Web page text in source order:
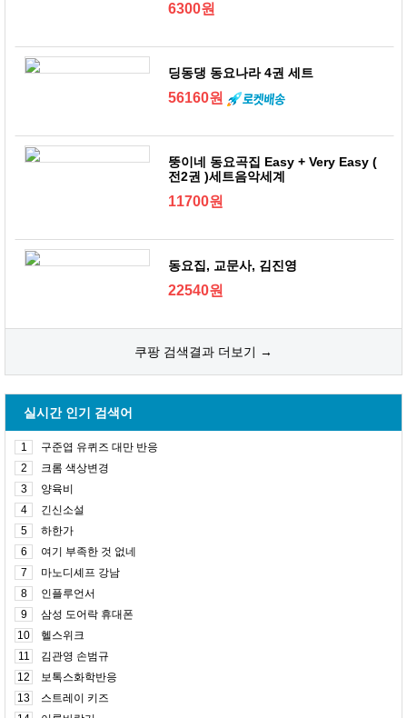
6300원
딩동댕 동요나라 4권 세트
56160원
뚱이네 동요곡집 Easy + Very Easy (
전2권 )세트음악세계
11700원
동요집, 교문사, 김진영
22540원
쿠팡 검색결과 더보기 →
실시간 인기 검색어
1
구준엽 유퀴즈 대만 반응
2
크롬 색상변경
3
양육비
4
긴신소설
5
하한가
6
여기 부족한 것 없네
7
마노디셰프 강남
8
인플루언서
9
삼성 도어락 휴대폰
10
헬스위크
11
김관영 손범규
12
보톡스화학반응
13
스트레이 키즈